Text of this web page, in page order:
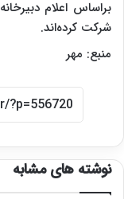
شرکت کرده‌اند.
منبع: مهر
نوشته های مشابه